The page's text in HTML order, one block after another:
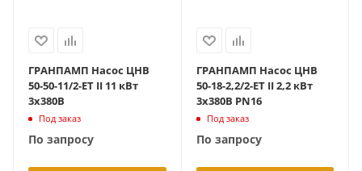
ГРАНПАМП Насос ЦНВ
50-50-11/2-ET II 11 кВт
3х380В
Под заказ
По запросу
ГРАНПАМП Насос ЦНВ
50-18-2,2/2-ET II 2,2 кВт
3х380В PN16
Под заказ
По запросу